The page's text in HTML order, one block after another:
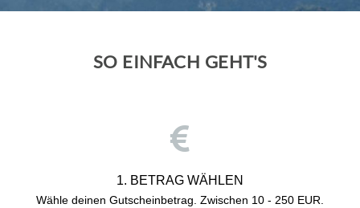
SO EINFACH GEHT'S
1. BETRAG WÄHLEN
Wähle deinen Gutscheinbetrag. Zwischen 10 - 250 EUR.